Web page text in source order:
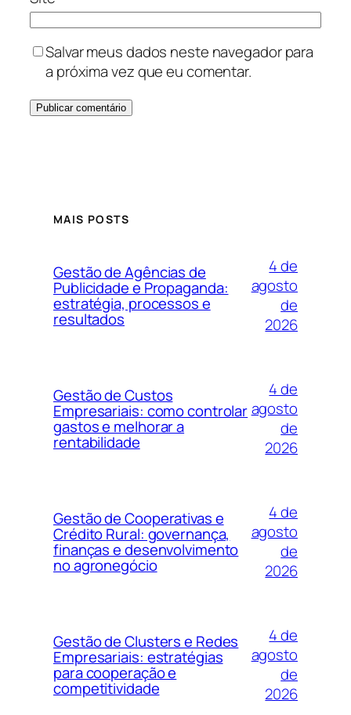
Salvar meus dados neste navegador para
a próxima vez que eu comentar.
MAIS POSTS
Gestão de Agências de
Publicidade e Propaganda:
estratégia, processos e
resultados
4 de
agosto
de
2026
Gestão de Custos
Empresariais: como controlar
gastos e melhorar a
rentabilidade
4 de
agosto
de
2026
Gestão de Cooperativas e
Crédito Rural: governança,
finanças e desenvolvimento
no agronegócio
4 de
agosto
de
2026
Gestão de Clusters e Redes
Empresariais: estratégias
para cooperação e
competitividade
4 de
agosto
de
2026